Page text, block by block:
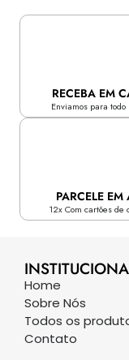
RECEBA EM
Enviamos para todo
PARCELE EM
12x Com cartões de
Home
Sobre Nós
Todos os
Contato